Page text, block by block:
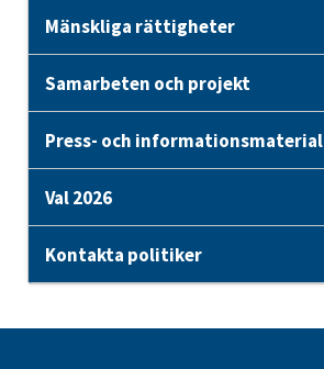
Mänskliga rättigheter
Samarbeten och projekt
Press- och informationsmaterial
Val 2026
Kontakta politiker